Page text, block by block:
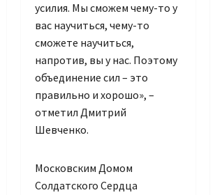
усилия. Мы сможем чему-то у
вас научиться, чему-то
сможете научиться,
напротив, вы у нас. Поэтому
объединение сил – это
правильно и хорошо», –
отметил Дмитрий
Шевченко.
Московским Домом
Солдатского Сердца